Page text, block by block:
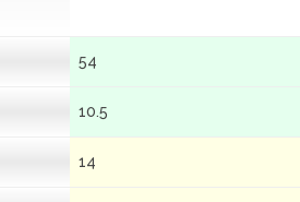
54
10.5
14